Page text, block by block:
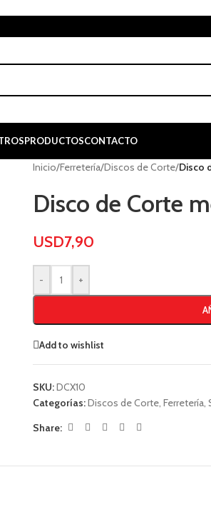
PRODUCTOSCONTACTO
Inicio/Ferretería/Discos de Corte/Disco
Disco de Corte
USD7,90
- +
Add to wishlist
SKU:DCX10
Categorías:Discos de Corte, Ferretería,
Share: